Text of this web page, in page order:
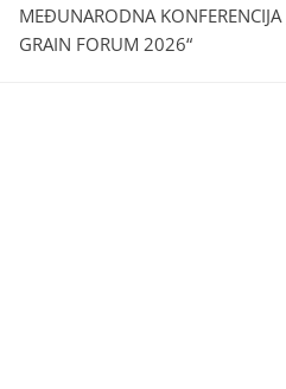
MEĐUNARODNA
GRAIN FORUM 2026“